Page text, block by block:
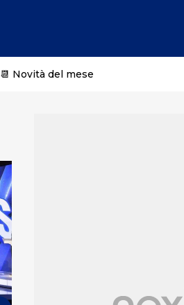
📆 Novità del mese